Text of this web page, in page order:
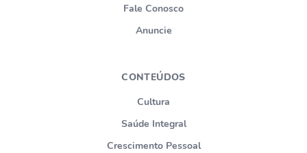
Fale Conosco
Anuncie
CONTEÚDOS
Cultura
Saúde Integral
Crescimento Pessoal